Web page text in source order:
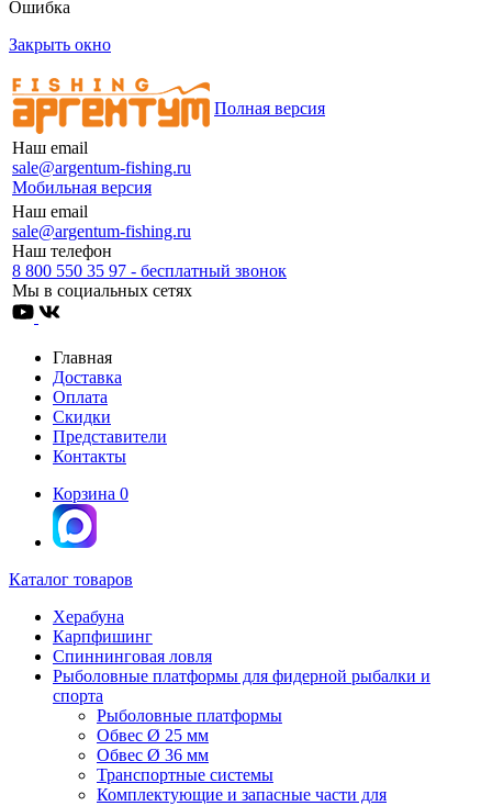
Ошибка
Закрыть окно
Наш email
sale@argentum-fishing.ru
Мобильная версия
Полная версия
Наш email
sale@argentum-fishing.ru
Наш телефон
8 800 550 35 97 - бесплатный звонок
Мы в социальных сетях
Главная
Доставка
Оплата
Скидки
Представители
Контакты
Корзина 0
Каталог товаров
Херабуна
Карпфишинг
Спиннинговая ловля
Рыболовные платформы для фидерной рыбалки и
спорта
Рыболовные платформы
Обвес Ø 25 мм
Обвес Ø 36 мм
Транспортные системы
Комплектующие и запасные части для